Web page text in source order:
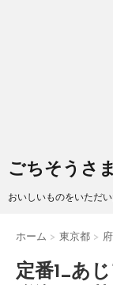
ごちそうさ
おいしいものをいただ
ホーム > 東京都 >
定番1_あ